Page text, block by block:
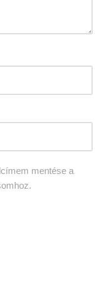
mentése a